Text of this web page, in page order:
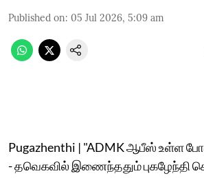
Published on: 05 Jul 2026, 5:09 am
Pugazhenthi | "ADMK ஆபீஸ் உள்ள போன
- தவெகவில் இணைந்ததும்